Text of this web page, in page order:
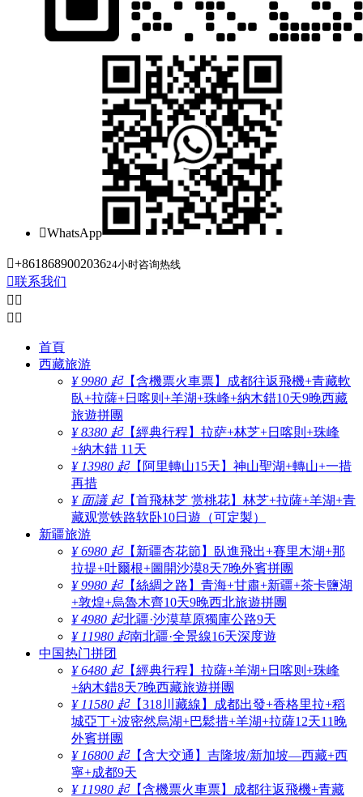
WhatsApp
+861868900203624小时咨询热线
联系我们
 
 
首頁
西藏旅游
¥ 9980 起【含機票火車票】成都往返飛機+青藏軟
臥+拉薩+日喀则+羊湖+珠峰+納木錯10天9晚西藏
旅遊拼團
¥ 8380 起【經典行程】拉萨+林芝+日喀則+珠峰
+納木錯 11天
¥ 13980 起【阿里轉山15天】神山聖湖+轉山+一措
再措
¥ 面議 起【首飛林芝 赏桃花】林芝+拉薩+羊湖+青
藏观赏铁路软卧10日遊（可定製）
新疆旅游
¥ 6980 起【新疆杏花節】臥進飛出+賽里木湖+那
拉提+吐爾根+圖開沙漠8天7晚外賓拼團
¥ 9980 起【絲綢之路】青海+甘肅+新疆+茶卡鹽湖
+敦煌+烏魯木齊10天9晚西北旅遊拼團
¥ 4980 起北疆·沙漠草原獨庫公路9天
¥ 11980 起南北疆·全景線16天深度遊
中国热门拼团
¥ 6480 起【經典行程】拉薩+羊湖+日喀则+珠峰
+納木錯8天7晚西藏旅遊拼團
¥ 11580 起【318川藏線】成都出發+香格里拉+稻
城亞丁+波密然烏湖+巴鬆措+羊湖+拉薩12天11晚
外賓拼團
¥ 16800 起【含大交通】吉隆坡/新加坡—西藏+西
寧+成都9天
¥ 11980 起【含機票火車票】成都往返飛機+青藏